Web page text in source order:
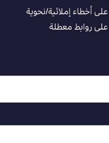
أخطاء إملائية/نحوية
روابط معطلة